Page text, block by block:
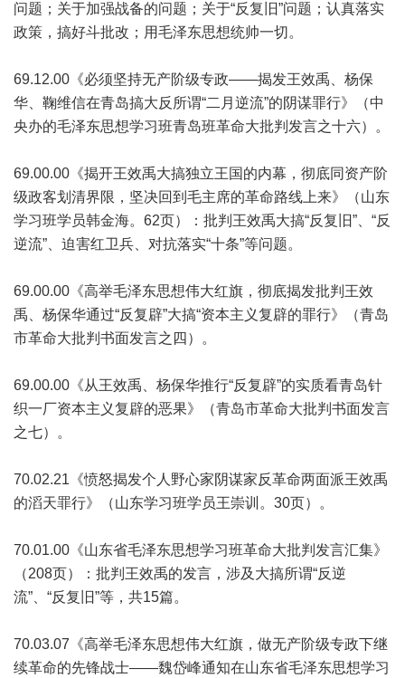
问题；关于加强战备的问题；关于“反复旧”问题；认真落实
政策，搞好斗批改；用毛泽东思想统帅一切。
69.12.00《必须坚持无产阶级专政——揭发王效禹、杨保
华、鞠维信在青岛搞大反所谓“二月逆流”的阴谋罪行》（中
央办的毛泽东思想学习班青岛班革命大批判发言之十六）。
69.00.00《揭开王效禹大搞独立王国的内幕，彻底同资产阶
级政客划清界限，坚决回到毛主席的革命路线上来》（山东
学习班学员韩金海。62页）：批判王效禹大搞“反复旧”、“反
逆流”、迫害红卫兵、对抗落实“十条”等问题。
69.00.00《高举毛泽东思想伟大红旗，彻底揭发批判王效
禹、杨保华通过“反复辟”大搞“资本主义复辟的罪行》（青岛
市革命大批判书面发言之四）。
69.00.00《从王效禹、杨保华推行“反复辟”的实质看青岛针
织一厂资本主义复辟的恶果》（青岛市革命大批判书面发言
之七）。
70.02.21《愤怒揭发个人野心家阴谋家反革命两面派王效禹
的滔天罪行》（山东学习班学员王崇训。30页）。
70.01.00《山东省毛泽东思想学习班革命大批判发言汇集》
（208页）：批判王效禹的发言，涉及大搞所谓“反逆
流”、“反复旧”等，共15篇。
70.03.07《高举毛泽东思想伟大红旗，做无产阶级专政下继
续革命的先锋战士——魏岱峰通知在山东省毛泽东思想学习